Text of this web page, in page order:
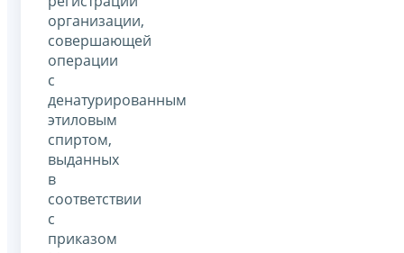
организации,
совершающей
операции
с
денатурированным
этиловым
спиртом,
выданных
в
соответствии
с
приказом